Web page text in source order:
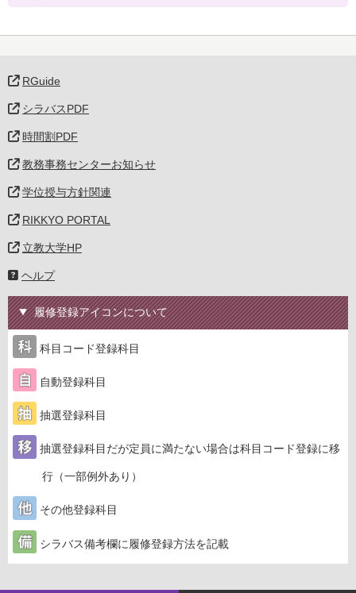
RGuide
シラバスPDF
時間割PDF
教務事務センターお知らせ
学位授与方針関連
RIKKYO PORTAL
立教大学HP
ヘルプ
履修登録アイコンについて
科目コード登録科目
自動登録科目
抽選登録科目
抽選登録科目だが定員に満たない場合は科目コード登録に移
行（一部例外あり）
その他登録科目
シラバス備考欄に履修登録方法を記載